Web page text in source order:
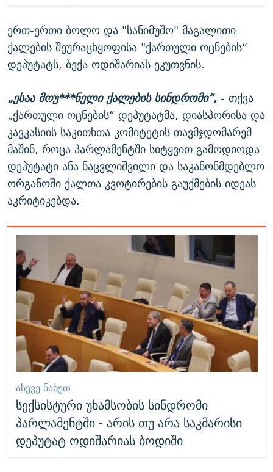
ერთ-ერთი ბოლო და "სანიმუშო" მაგალითი
ქალების შეურაცხყოფისა "ქართული ოცნების“
დეპუტატს, ბექა ოდიშარიას ეკუთვნის.
„ესაა მოუ***ნელი ქალების სინდრომი“,- თქვა
„ქართული ოცნების“ დეპუტატმა, დიასპორისა და
კავკასიის საკითხთა კომიტეტის თავმჯდომარემ
მაშინ, როცა პარლამენტში სიტყვით გამოდიოდა
დეპუტატი ანა ნაცვლიშვილი და საკანონმდებლო
ორგანოში ქალთა კვოტირების გაუქმების იდეას
აკრიტიკებდა.
ᲐᲡᲔᲕᲔ ᲜᲐᲮᲔᲗ
სექსისტური უხამსობის სინდრომი
პარლამენტში - არის თუ არა საკმარისი
დეპუტატ ოდიშარიას ბოდიში